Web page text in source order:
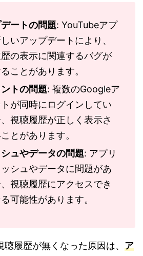
ートの問題: YouTubeアプ
いアップデートにより、
の表示に関連するバグが
ことがあります。
トの問題: 複数のGoogleア
が同時にログインしてい
視聴履歴が正しく表示さ
とがあります。
ュやデータの問題: アプリ
シュやデータに問題があ
視聴履歴にアクセスでき
可能性があります。
履歴が無くなった原因は、 ア